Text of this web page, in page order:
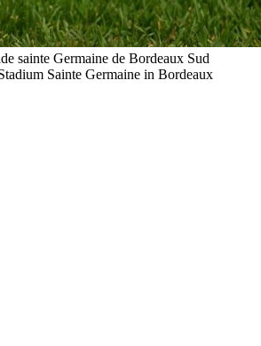
sainte Germaine de Bordeaux Sud
Sainte Germaine in Bordeaux